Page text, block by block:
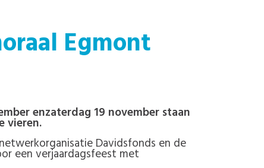
Egmont
enzaterdag 19 november staan
vieren.
Davidsfonds en de
een verjaardagsfeest met